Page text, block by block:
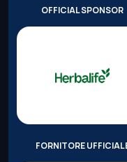
OFFICIAL SPONSOR
FORNITORE